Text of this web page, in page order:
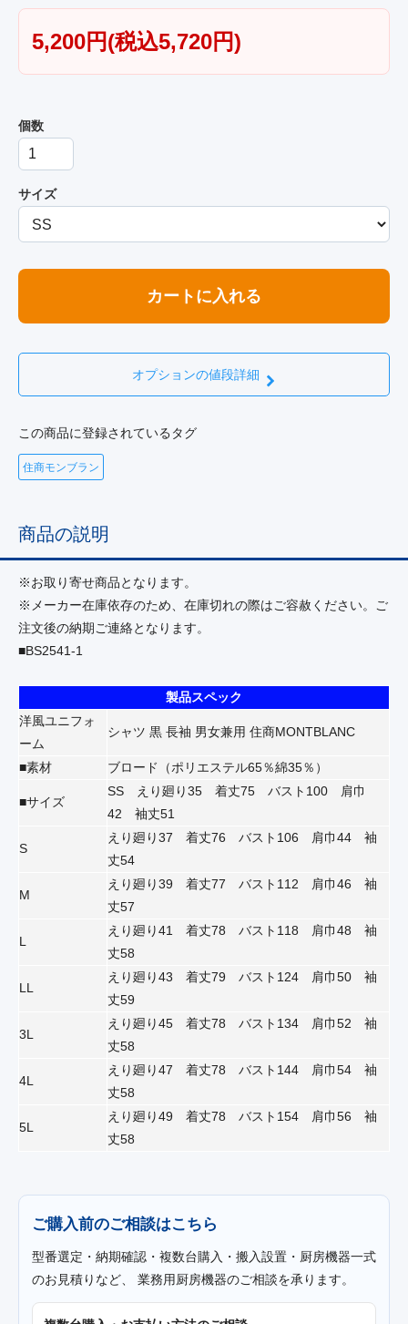
5,200円(税込5,720円)
個数
サイズ
カートに入れる
オプションの値段詳細
この商品に登録されているタグ
住商モンブラン
商品の説明
※お取り寄せ商品となります。
※メーカー在庫依存のため、在庫切れの際はご容赦ください。ご
注文後の納期ご連絡となります。
■BS2541-1
製品スペック
洋風ユニフォ
ーム
シャツ 黒 長袖 男女兼用 住商MONTBLANC
■素材 ブロード（ポリエステル65％綿35％）
■サイズ
SS えり廻り35 着丈75 バスト100 肩巾
42 袖丈51
S
えり廻り37 着丈76 バスト106 肩巾44 袖
丈54
M
えり廻り39 着丈77 バスト112 肩巾46 袖
丈57
L
えり廻り41 着丈78 バスト118 肩巾48 袖
丈58
LL
えり廻り43 着丈79 バスト124 肩巾50 袖
丈59
3L
えり廻り45 着丈78 バスト134 肩巾52 袖
丈58
4L
えり廻り47 着丈78 バスト144 肩巾54 袖
丈58
5L
えり廻り49 着丈78 バスト154 肩巾56 袖
丈58
ご購入前のご相談はこちら
型番選定・納期確認・複数台購入・搬入設置・厨房機器一式
のお見積りなど、 業務用厨房機器のご相談を承ります。